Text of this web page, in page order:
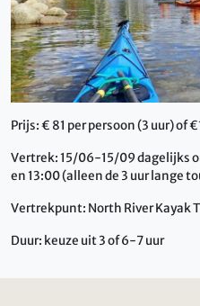
Prijs: € 81 per persoon (3 uur) of
Vertrek: 15/06-15/09 dagelijks
en 13:00 (alleen de 3 uur lange
Vertrekpunt: North River Kayak
Duur: keuze uit 3 of 6-7 uur